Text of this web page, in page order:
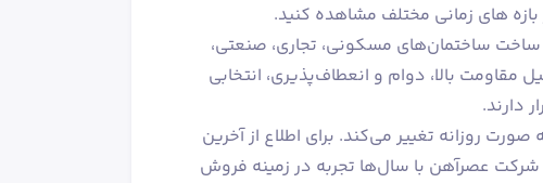
های زمانی مختلف مشاهده کنید.
جمله ساخت ساختمان‌های مسکونی، تجاری، صنعتی،
بالا، دوام و انعطاف‌پذیری، انتخابی
دارند.
عصرآهن با سال‌ها تجربه در زمینه فروش